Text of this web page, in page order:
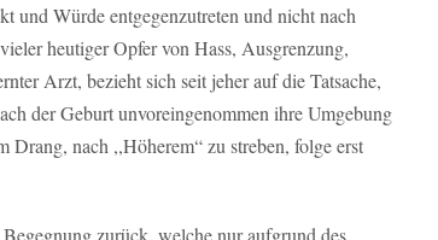
und Würde entgegenzutreten und nicht nach
heutiger Opfer von Hass, Ausgrenzung,
Arzt, bezieht sich seit jeher auf die Tatsache,
der Geburt unvoreingenommen ihre Umgebung
nach ,,Höherem“ zu streben, folge erst
zurück, welche nur aufgrund des